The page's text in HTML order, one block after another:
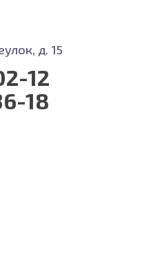
д. 15
12
18